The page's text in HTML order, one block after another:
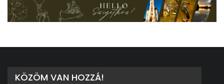
KÖZÖM VAN HOZZÁ!